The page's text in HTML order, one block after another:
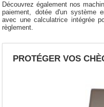
Découvrez également nos
paiement, dotée d'un système
avec une calculatrice intégrée
règlement.
PROTÉGER VOS